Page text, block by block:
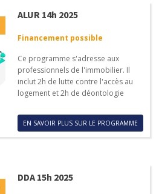
ALUR 14h 2025
Financement possible
Ce programme s'adresse aux
professionnels de l'immobilier. Il
inclut 2h de lutte contre l'accès au
logement et 2h de déontologie
EN SAVOIR PLUS SUR LE PROGRAMME
DDA 15h 2025